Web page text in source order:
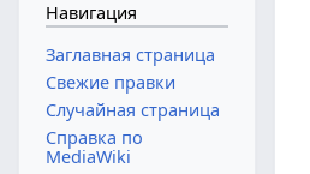
Навигация
Заглавная страница
Свежие правки
Случайная страница
Справка по
MediaWiki